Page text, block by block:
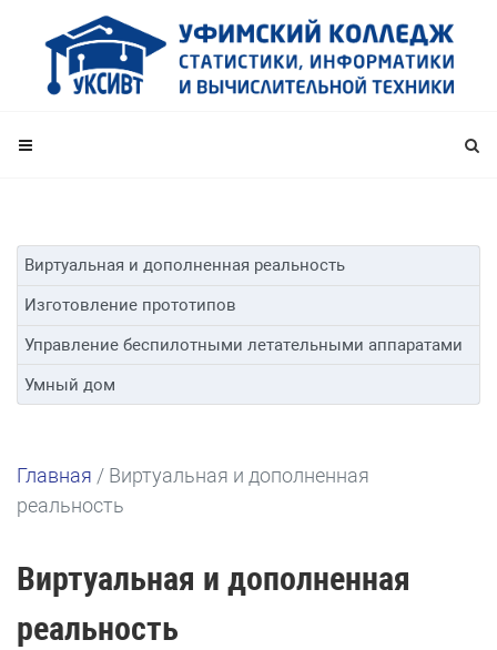
Виртуальная и дополненная реальность
Изготовление прототипов
Управление беспилотными летательными аппаратами
Умный дом
Главная / Виртуальная и дополненная
реальность
Виртуальная и дополненная
реальность